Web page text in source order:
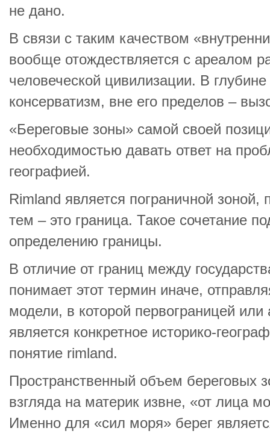
не дано.
В связи с таким качеством
вообще отождествляется с ареалом
человеческой цивилизации. В
консерватизм, вне его пределов –
«Береговые зоны» самой своей
необходимостью давать ответ на
географией.
Rimland является пограничной
тем – это граница. Такое сочетание
определению границы.
В отличие от границ между
понимает этот термин иначе,
модели, в которой первограницей или
является конкретное историко-
понятие rimland.
Пространственный объем береговых
взгляда на материк извне, «от лица
Именно для «сил моря» берег